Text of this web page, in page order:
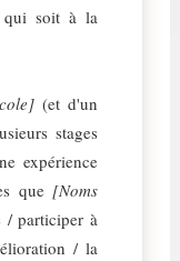
qui soit à la
(et d'un
stages
expérience
que [Noms
/ participer à
/ la